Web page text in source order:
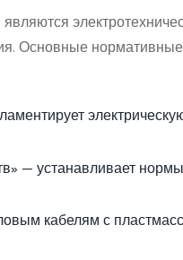
Основные нормативные
— устанавливает
кабелям с